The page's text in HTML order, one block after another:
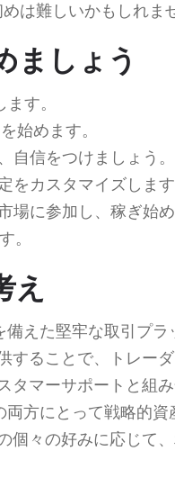
は難しいかもしれま
ましょう
す。
始めます。
信をつけましょう。
をカスタマイズします
に参加し、稼ぎ始め
。
え
えた堅牢な取引プラ
することで、トレー
タマーサポートと組み
方にとって戦略的資
個々の好みに応じて